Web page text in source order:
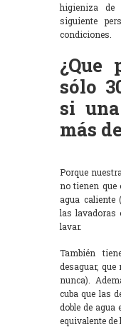
higieniza de
siguiente
condiciones.
¿Que
sólo
si
más
Porque
no tienen que
agua caliente
las lavadoras
lavar.
También
desaguar,
nunca).
cuba que las
doble de agua
equivalente de